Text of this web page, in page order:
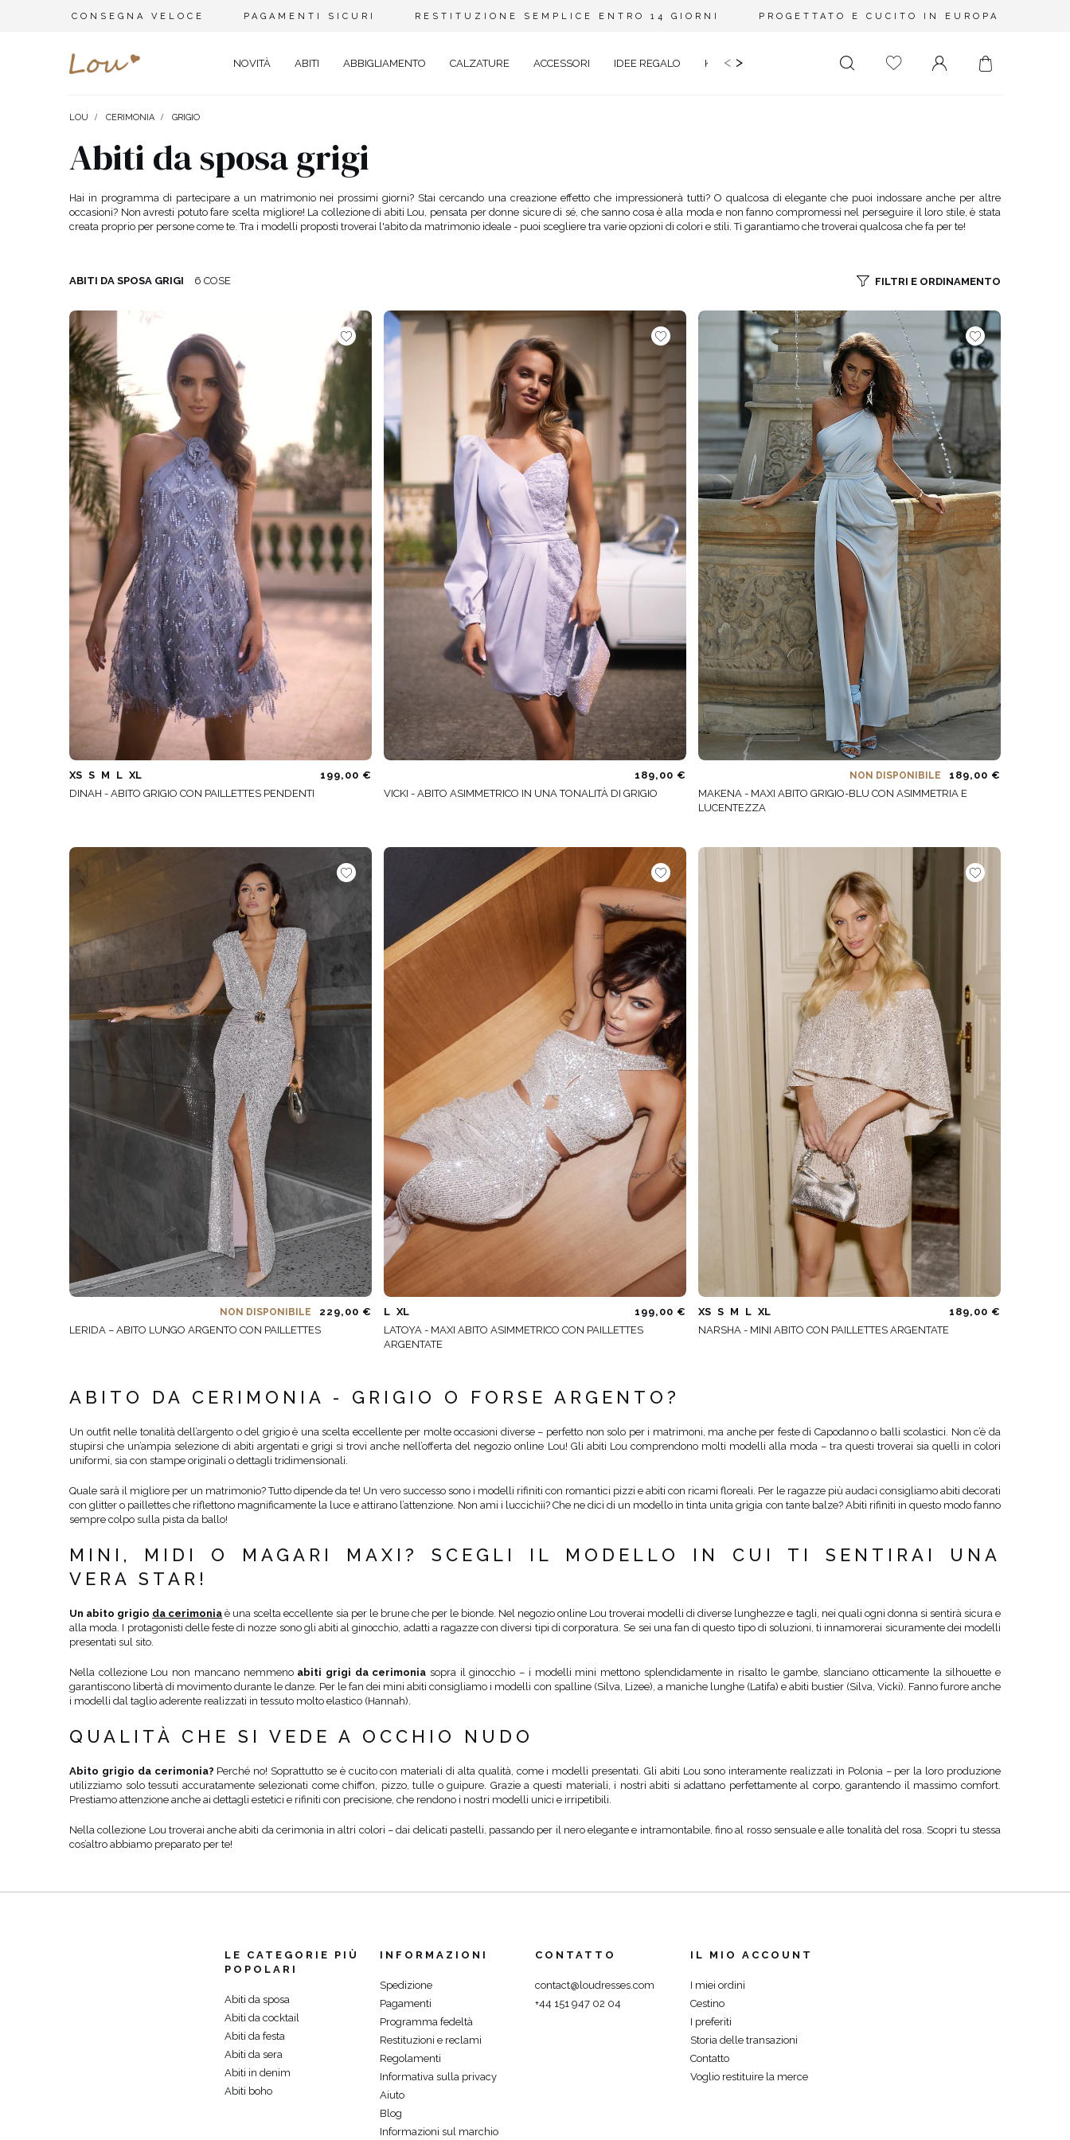
CONSEGNA VELOCE PAGAMENTI SICURI RESTITUZIONE SEMPLICE ENTRO 14 GIORNI PROGETTATO E CUCITO IN EUROPA
NOVITÀ ABITI
MATRIMONIO
SPOSA
BATTESIMO
NATALE
SCOLASTICO
COMUNIONE
VISITA
ELEGANTE
SERA
PIZZO
ADERENTI
SVASATO
ASIMMETRICO
BOHO
JEANS
ABITI IN MAGLIA
CON PAILLETTES
MIDI
MAXI
SULLA SCHIENA
QUADRATO
ASIMMETRICO
CARMEN
STAGIONE / TESSUTO
ESTATE
PRIMAVERA
AUTUNNO
INVERNO
MANICHE / SPALLINE
CON MANICHE
LUNGHE
CON MANICHE CORTE
SULLE SPALLINE
SENZA SPALLINE
CATEGORIE POPOLARI
PER IL MATRIMONIO
NOVITÀ
ALTRO
SCOPRI LE NOVITÀ
VEDI TUTTO
ABBIGLIAMENTO
TUTE
MAGLIETTE
GONNE
VEDI TUTTO
CALZATURE ACCESSORI
BRACCIALI
CINTURE
GIOIELLI
VEDI TUTTO
IDEE REGALO KIDS PLUS SIZE
< >
LOU CERIMONIA GRIGIO
Abiti da sposa grigi
Hai in programma di partecipare a un matrimonio nei prossimi giorni? Stai cercando una creazione effetto che impressionerà tutti? O qualcosa di elegante che puoi indossare anche per altre
occasioni? Non avresti potuto fare scelta migliore! La collezione di abiti Lou, pensata per donne sicure di sé, che sanno cosa è alla moda e non fanno compromessi nel perseguire il loro stile, è stata
creata proprio per persone come te. Tra i modelli proposti troverai l'abito da matrimonio ideale - puoi scegliere tra varie opzioni di colori e stili. Ti garantiamo che troverai qualcosa che fa per te!
ABITI DA SPOSA GRIGI 6 COSE FILTRI E ORDINAMENTO
XS S M L XL
199,00 €
DINAH - ABITO GRIGIO CON PAILLETTES PENDENTI
189,00 €
VICKI - ABITO ASIMMETRICO IN UNA TONALITÀ DI GRIGIO
NON DISPONIBILE
189,00 €
MAKENA - MAXI ABITO GRIGIO-BLU CON ASIMMETRIA E
LUCENTEZZA
NON DISPONIBILE
229,00 €
LERIDA – ABITO LUNGO ARGENTO CON PAILLETTES
L XL
199,00 €
LATOYA - MAXI ABITO ASIMMETRICO CON PAILLETTES
ARGENTATE
XS S M L XL
189,00 €
NARSHA - MINI ABITO CON PAILLETTES ARGENTATE
ABITO DA CERIMONIA - GRIGIO O FORSE ARGENTO?
Un outfit nelle tonalità dell’argento o del grigio è una scelta eccellente per molte occasioni diverse – perfetto non solo per i matrimoni, ma anche per feste di Capodanno o balli scolastici. Non c’è da
stupirsi che un’ampia selezione di abiti argentati e grigi si trovi anche nell’offerta del negozio online Lou! Gli abiti Lou comprendono molti modelli alla moda – tra questi troverai sia quelli in colori
uniformi, sia con stampe originali o dettagli tridimensionali.
Quale sarà il migliore per un matrimonio? Tutto dipende da te! Un vero successo sono i modelli rifiniti con romantici pizzi e abiti con ricami floreali. Per le ragazze più audaci consigliamo abiti decorati
con glitter o paillettes che riflettono magnificamente la luce e attirano l’attenzione. Non ami i luccichii? Che ne dici di un modello in tinta unita grigia con tante balze? Abiti rifiniti in questo modo fanno
sempre colpo sulla pista da ballo!
MINI, MIDI O MAGARI MAXI? SCEGLI IL MODELLO IN CUI TI SENTIRAI UNA
VERA STAR!
Un abito grigio da cerimonia è una scelta eccellente sia per le brune che per le bionde. Nel negozio online Lou troverai modelli di diverse lunghezze e tagli, nei quali ogni donna si sentirà sicura e
alla moda. I protagonisti delle feste di nozze sono gli abiti al ginocchio, adatti a ragazze con diversi tipi di corporatura. Se sei una fan di questo tipo di soluzioni, ti innamorerai sicuramente dei modelli
presentati sul sito.
Nella collezione Lou non mancano nemmeno abiti grigi da cerimonia sopra il ginocchio – i modelli mini mettono splendidamente in risalto le gambe, slanciano otticamente la silhouette e
garantiscono libertà di movimento durante le danze. Per le fan dei mini abiti consigliamo i modelli con spalline (Silva, Lizee), a maniche lunghe (Latifa) e abiti bustier (Silva, Vicki). Fanno furore anche
i modelli dal taglio aderente realizzati in tessuto molto elastico (Hannah).
QUALITÀ CHE SI VEDE A OCCHIO NUDO
Abito grigio da cerimonia? Perché no! Soprattutto se è cucito con materiali di alta qualità, come i modelli presentati. Gli abiti Lou sono interamente realizzati in Polonia – per la loro produzione
utilizziamo solo tessuti accuratamente selezionati come chiffon, pizzo, tulle o guipure. Grazie a questi materiali, i nostri abiti si adattano perfettamente al corpo, garantendo il massimo comfort.
Prestiamo attenzione anche ai dettagli estetici e rifiniti con precisione, che rendono i nostri modelli unici e irripetibili.
Nella collezione Lou troverai anche abiti da cerimonia in altri colori – dai delicati pastelli, passando per il nero elegante e intramontabile, fino al rosso sensuale e alle tonalità del rosa. Scopri tu stessa
cos’altro abbiamo preparato per te!
LE CATEGORIE PIÙ
POPOLARI
Abiti da sposa
Abiti da cocktail
Abiti da festa
Abiti da sera
Abiti in denim
Abiti boho
INFORMAZIONI
Spedizione
Pagamenti
Programma fedeltà
Restituzioni e reclami
Regolamenti
Informativa sulla privacy
Aiuto
Blog
Informazioni sul marchio
CONTATTO
contact@loudresses.com
+44 151 947 02 04
IL MIO ACCOUNT
I miei ordini
Cestino
I preferiti
Storia delle transazioni
Contatto
Voglio restituire la merce